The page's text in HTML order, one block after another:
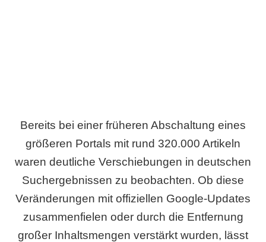
Bereits bei einer früheren Abschaltung eines
größeren Portals mit rund 320.000 Artikeln
waren deutliche Verschiebungen in deutschen
Suchergebnissen zu beobachten. Ob diese
Veränderungen mit offiziellen Google-Updates
zusammenfielen oder durch die Entfernung
großer Inhaltsmengen verstärkt wurden, lässt